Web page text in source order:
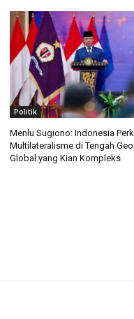
Politik
Menlu Sugiono: Indonesia
Multilateralisme di Tengah
Global yang Kian Kompleks